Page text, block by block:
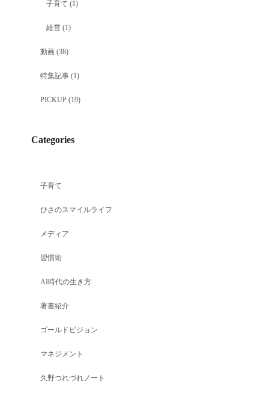
子育て (1)
経営(1)
動画(38)
特集記事(1)
PICKUP(19)
Categories
子育て
ひさのスマイルライフ
メディア
習慣術
AI時代の生き方
著書紹介
ゴールドビジョン
マネジメント
久野つれづれノート